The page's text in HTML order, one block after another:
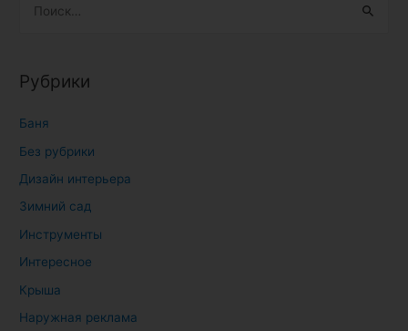
т
:
Рубрики
Баня
Без рубрики
Дизайн интерьера
Зимний сад
Инструменты
Интересное
Крыша
Наружная реклама